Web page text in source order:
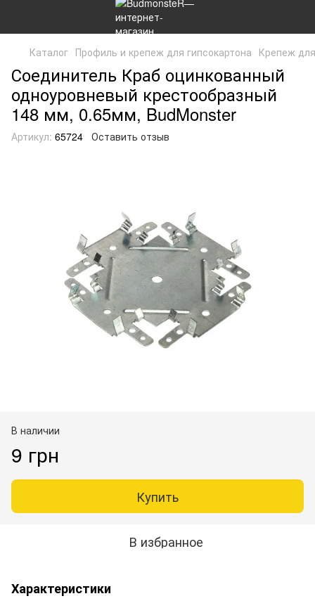
Каталог Профиль и крепеж для гипсокартона Крепеж
Соединитель Краб оцинкованный
одноуровневый крестообразный
148 мм, 0.65мм, BudMonster
Артикул: 65724 Оставить отзыв
В наличии
9 грн
Купить
В избранное
Характеристики